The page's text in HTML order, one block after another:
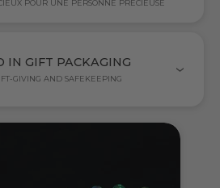
POUR UNE PERSONNE PRÉCIEUSE
IN GIFT PACKAGING
GIVING AND SAFEKEEPING